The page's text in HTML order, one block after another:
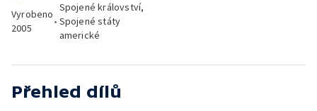
Vyrobeno
2005
•
Spojené království,
Spojené státy
americké
Přehled dílů